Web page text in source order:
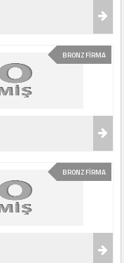
BRONZ FİRMA
BRONZ FİRMA